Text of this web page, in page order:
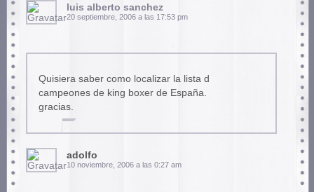
luis alberto sanchez
20 septiembre, 2006 a las 17:53 pm
Quisiera saber como localizar la lista d
campeones de king boxer de España.
gracias.
adolfo
10 noviembre, 2006 a las 0:27 am